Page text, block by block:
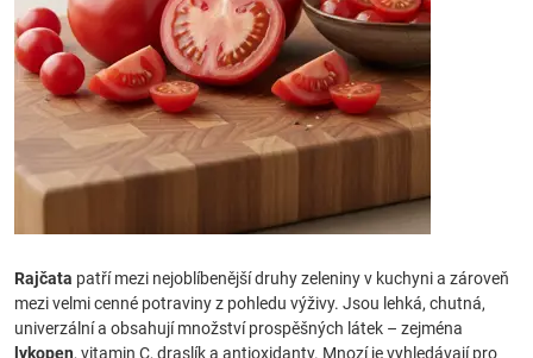
Rajčata patří mezi nejoblíbenější druhy zeleniny v kuchyni a zároveň
mezi velmi cenné potraviny z pohledu výživy. Jsou lehká, chutná,
univerzální a obsahují množství prospěšných látek – zejména
lykopen, vitamin C, draslík a antioxidanty. Mnozí je vyhledávají pro